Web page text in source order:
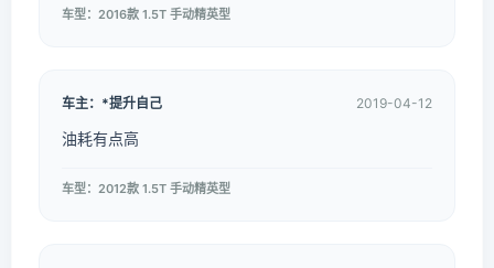
车型：2016款 1.5T 手动精英型
车主：*提升自己 2019-04-12
油耗有点高
车型：2012款 1.5T 手动精英型